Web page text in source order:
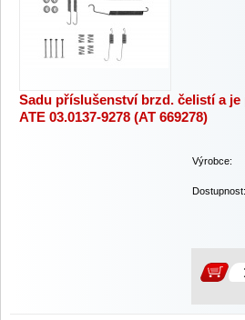
Sadu příslušenství brzd. čelistí a je
ATE 03.0137-9278 (AT 669278)
Výrobce:
Dostupnost: